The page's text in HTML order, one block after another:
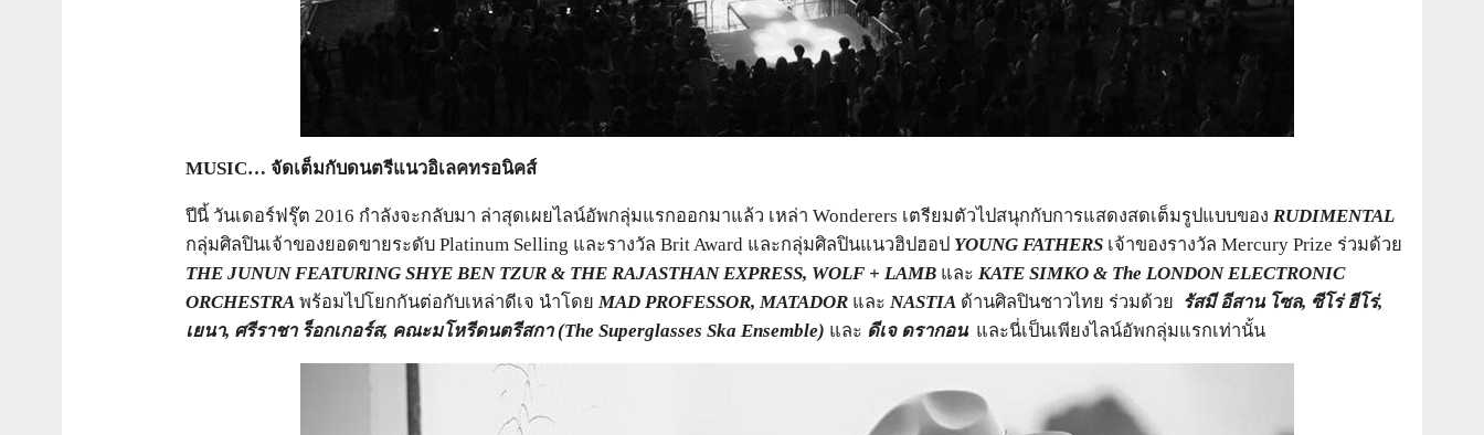
MUSIC… จัดเต็มกับดนตรีแนวอิเลคทรอนิคส์
ปีนี้ วันเดอร์ฟรุ๊ต 2016 กำลังจะกลับมา ล่าสุดเผยไลน์อัพกลุ่มแรกออกมาแล้ว เหล่า Wonderers เตรียมตัวไปสนุกกับการแสดงสดเต็มรูปแบบของ RUDIMENTAL
กลุ่มศิลปินเจ้าของยอดขายระดับ Platinum Selling และรางวัล Brit Award และกลุ่มศิลปินแนวฮิปฮอป YOUNG FATHERS เจ้าของรางวัล Mercury Prize ร่วมด้วย
THE JUNUN FEATURING SHYE BEN TZUR & THE RAJASTHAN EXPRESS, WOLF + LAMB และ KATE SIMKO & The LONDON ELECTRONIC
ORCHESTRA พร้อมไปโยกกันต่อกับเหล่าดีเจ นำโดยMAD PROFESSOR, MATADOR และ NASTIA ด้านศิลปินชาวไทย ร่วมด้วย รัสมี อีสาน โซล, ซีโร่ ฮีโร่,
เยนา, ศรีราชา ร็อกเกอร์ส, คณะมโหรีดนตรีสกา (The Superglasses Ska Ensemble) และ ดีเจ ดรากอนและนี่เป็นเพียงไลน์อัพกลุ่มแรกเท่านั้น